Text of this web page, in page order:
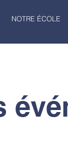
NOTRE ÉCOLE